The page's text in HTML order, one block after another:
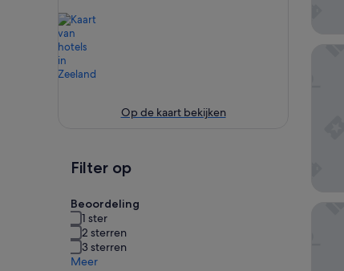
Op de kaart bekijken
Filter op
Beoordeling
1 ster
2 sterren
3 sterren
Meer